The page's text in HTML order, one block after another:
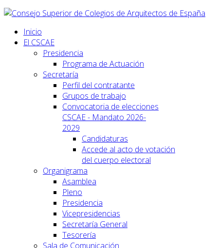
Inicio
El CSCAE
Presidencia
Programa de Actuación
Secretaría
Perfil del contratante
Grupos de trabajo
Convocatoria de elecciones
CSCAE - Mandato 2026-
2029
Candidaturas
Accede al acto de votación
del cuerpo electoral
Organigrama
Asamblea
Pleno
Presidencia
Vicepresidencias
Secretaría General
Tesorería
Sala de Comunicación